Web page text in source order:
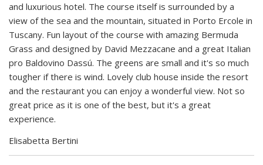
and luxurious hotel. The course itself is surrounded by a
view of the sea and the mountain, situated in Porto Ercole in
Tuscany. Fun layout of the course with amazing Bermuda
Grass and designed by David Mezzacane and a great Italian
pro Baldovino Dassú. The greens are small and it's so much
tougher if there is wind. Lovely club house inside the resort
and the restaurant you can enjoy a wonderful view. Not so
great price as it is one of the best, but it's a great
experience.
Elisabetta Bertini